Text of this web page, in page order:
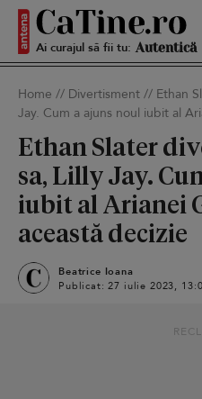
Ai curajul să fii tu: Sexy
Smart
Sensibilă
Home // Divertisment // Ethan
Jay. Cum a ajuns noul iubit al
Ethan Slater
sa, Lilly Jay.
iubit al Arianei
această decizie
Beatrice Ioana
Publicat: 27 iulie 2023,